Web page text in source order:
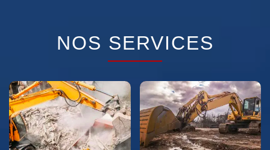
NOS SERVICES